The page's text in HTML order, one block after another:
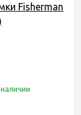
Fisherman